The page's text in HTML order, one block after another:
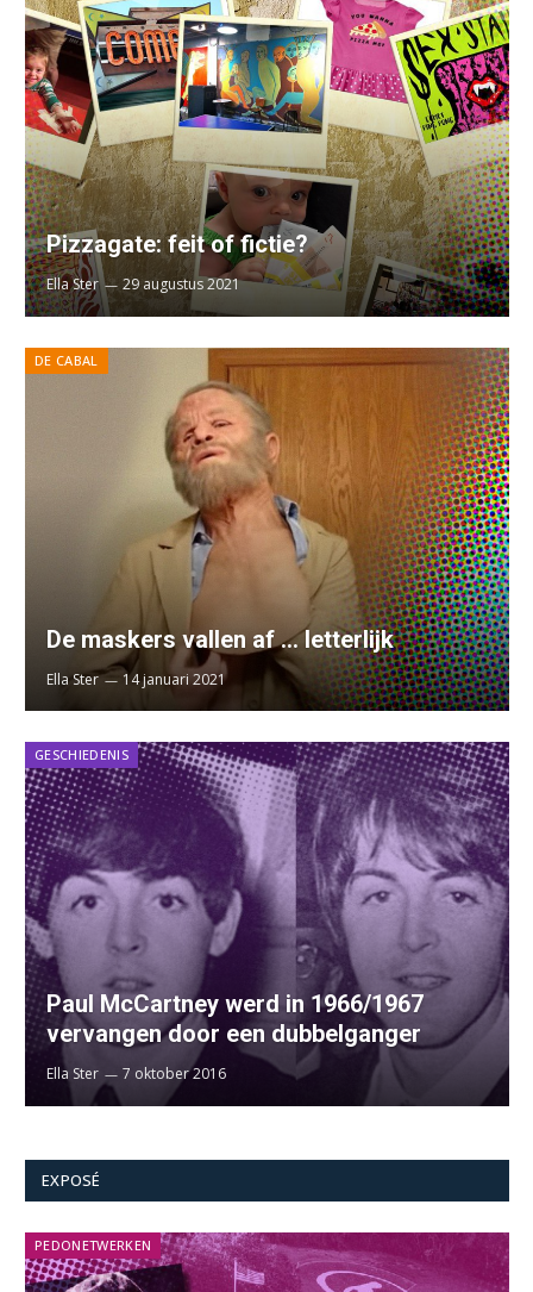
Pizzagate: feit of fictie?
Ella Ster 29 augustus 2021
DE CABAL
De maskers vallen af … letterlijk
Ella Ster 14 januari 2021
GESCHIEDENIS
Paul McCartney werd in 1966/1967
vervangen door een dubbelganger
Ella Ster 7 oktober 2016
EXPOSÉ
PEDONETWERKEN